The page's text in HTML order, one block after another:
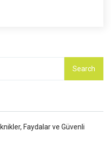
için yeni bir kapı açabilir.
Faydalar ve Güvenli